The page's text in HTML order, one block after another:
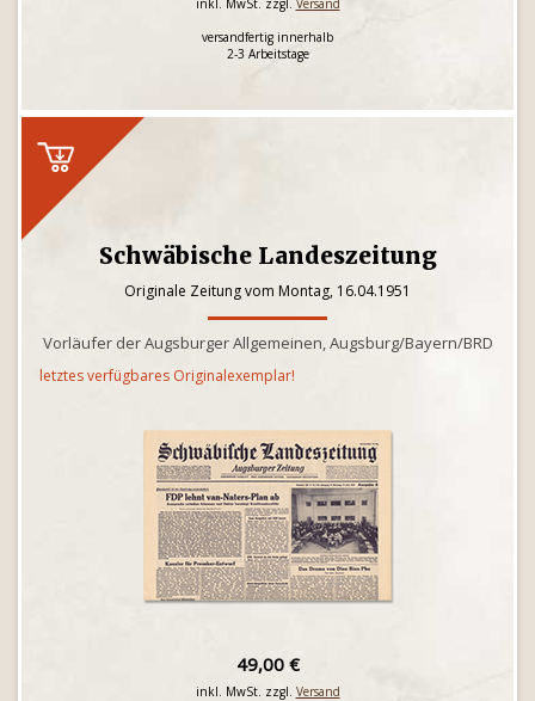
inkl. MwSt. zzgl. Versand
versandfertig innerhalb
2-3 Arbeitstage
Schwäbische Landeszeitung
Originale Zeitung vom Montag, 16.04.1951
Vorläufer der Augsburger Allgemeinen, Augsburg/Bayern/BRD
letztes verfügbares Originalexemplar!
49,00 €
inkl. MwSt. zzgl. Versand